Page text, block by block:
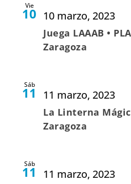
Vie
10 10 marzo, 2023
Juega LAAAB •
Zaragoza
Sáb
11 11 marzo, 2023
La Linterna
Zaragoza
Sáb
11 11 marzo, 2023